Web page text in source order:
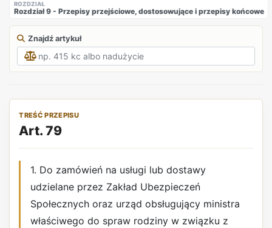
ROZDZIAŁ
Rozdział 9 - Przepisy przejściowe, dostosowujące i przepisy końcowe
Znajdź artykuł
TREŚĆ PRZEPISU
Art. 79
1. Do zamówień na usługi lub dostawy
udzielane przez Zakład Ubezpieczeń
Społecznych oraz urząd obsługujący ministra
właściwego do spraw rodziny w związku z